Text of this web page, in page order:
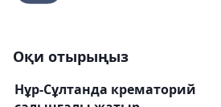
Оқи отырыңыз
Нұр-Сұлтанда крематорий